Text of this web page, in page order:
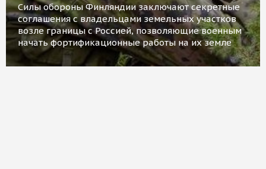
Силы обороны Финляндии заключают секретные
соглашения с владельцами земельных участков
возле границы с Россией, позволяющие военным
начать фортификационные работы на их земле